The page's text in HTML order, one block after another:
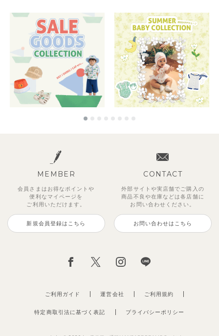
MEMBER
会員さまはお得なポイントや
便利な マイページを
ご利用いただけます。
新規会員登録はこちら
CONTACT
外部サイトや実店舗でご購入の
商品不良や在庫などは各店舗に
お問い合わせください。
お問い合わせはこちら
ご利用ガイド 運営会社
特定商取引法に基づく表記 プライバシーポリシー
ご利用規約